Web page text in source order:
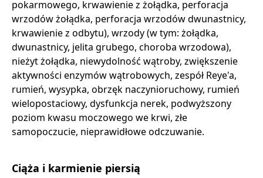
pokarmowego, krwawienie z żołądka, perforacja
wrzodów żołądka, perforacja wrzodów dwunastnicy,
krwawienie z odbytu), wrzody (w tym: żołądka,
dwunastnicy, jelita grubego, choroba wrzodowa),
nieżyt żołądka, niewydolność wątroby, zwiększenie
aktywności enzymów wątrobowych, zespół Reye'a,
rumień, wysypka, obrzęk naczynioruchowy, rumień
wielopostaciowy, dysfunkcja nerek, podwyższony
poziom kwasu moczowego we krwi, złe
samopoczucie, nieprawidłowe odczuwanie.
Ciąża i karmienie piersią